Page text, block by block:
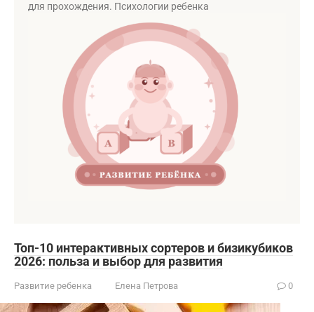
для прохождения. Психологии ребенка
Топ-10 интерактивных сортеров и бизикубиков
2026: польза и выбор для развития
Развитие ребенка Елена Петрова 0